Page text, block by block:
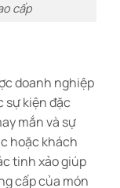
cấp
doanh nghiệp
sự kiện đặc
mắn và sự
hoặc khách
tinh xảo giúp
cấp của món